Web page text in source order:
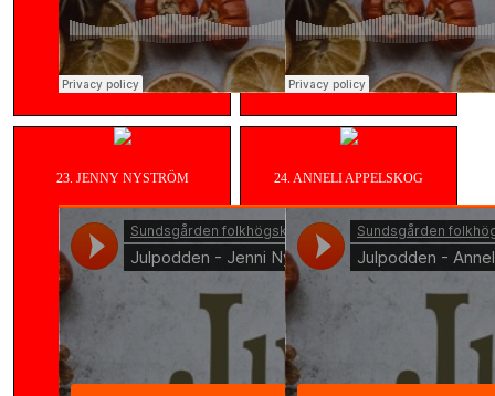
23. JENNY NYSTRÖM 24. ANNELI APPELSKOG